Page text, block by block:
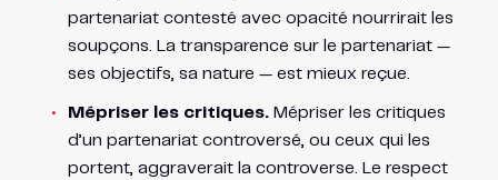
partenariat contesté avec opacité nourrirait les
soupçons. La transparence sur le partenariat —
ses objectifs, sa nature — est mieux reçue.
Mépriser les critiques.Mépriser les critiques
d’un partenariat controversé, ou ceux qui les
portent, aggraverait la controverse. Le respect